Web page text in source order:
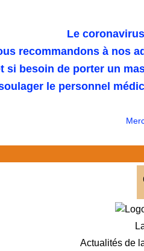
Le
recommandons à nos
si besoin de porter un
le personnel
Actualités de